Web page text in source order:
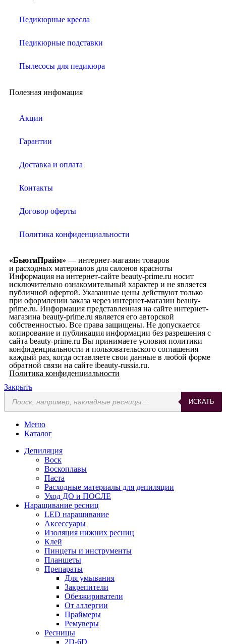
Педикюрные кресла
Педикюрные подставки
Пылесосы для педикюра
Полезная инфомация
Акции
Гарантии
Доставка и оплата
Контакты
Договор оферты
Политика конфиденциальности
«БьютиПрайм» — интернет-магазин товаров
и расходных материалов для салонов красноты
Информация на интернет-сайте beauty-prime.ru носит
исключительно ознакомительный характер и не является
публичной офертой. Указанные цены действуют только
при оформлении заказа через интернет-магазин beauty-
prime.ru. Информация представленная на сайте интернет-
магазина beauty-prime.ru является его авторской
собственностью. Все права защищены. Не допускается
копирование и публикация информации без разрешения с
сайта beauty-prime.ru Вы принимаете условия политики
конфиденциальности и пользовательского соглашения
каждый раз, когда оставляете свои данные в любой форме
обратной связи на сайте ibeauty-russia.ru.
Политика конфиденциальности
Закрыть
ИСКАТЬ
Меню
Каталог
Депиляция
Воск
Воскоплавы
Паста
Расходные материалы для депиляции
Уход ДО и ПОСЛЕ
Наращивание ресниц
LED наращивание
Аксессуары
Изоляция нижних ресниц
Клей
Пинцеты и инструменты
Планшеты
Препараты
Для умывания
Закрепители
Обезжириватели
От аллергии
Праймеры
Ремуверы
Ресницы
2D-6D